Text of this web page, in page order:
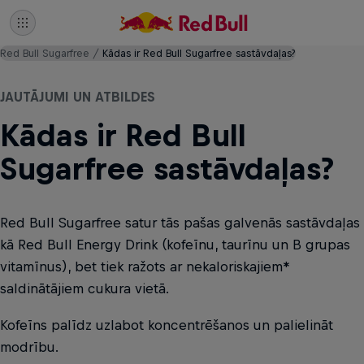
Red Bull Sugarfree Kādas ir Red Bull Sugarfree sastāvdaļas?
JAUTĀJUMI UN ATBILDES
Kādas ir Red Bull
Sugarfree sastāvdaļas?
Red Bull Sugarfree satur tās pašas galvenās sastāvdaļas
kā Red Bull Energy Drink (kofeīnu, taurīnu un B grupas
vitamīnus), bet tiek ražots ar nekaloriskajiem*
saldinātājiem cukura vietā.
Kofeīns palīdz uzlabot koncentrēšanos un palielināt
modrību.